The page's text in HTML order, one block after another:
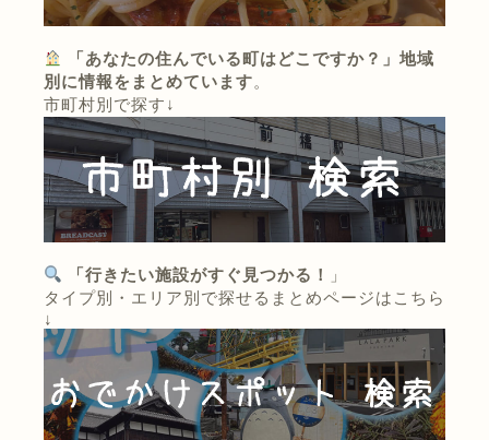
「あなたの住んでいる町はどこですか？」地域
別に情報をまとめています。
市町村別で探す↓
「行きたい施設がすぐ見つかる！
」
タイプ別・エリア別で探せるまとめページはこちら
↓